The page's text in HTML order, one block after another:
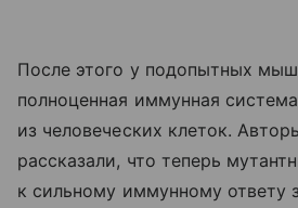
После этого у подопытных
полноценная иммунная
из человеческих клеток.
рассказали, что теперь
к сильному иммунному ответу